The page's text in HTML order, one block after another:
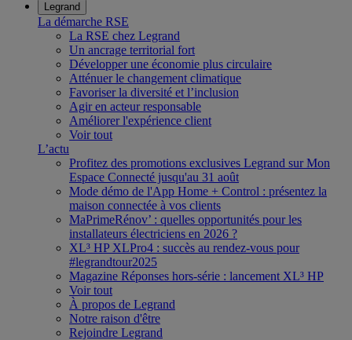
Legrand
La démarche RSE
La RSE chez Legrand
Un ancrage territorial fort
Développer une économie plus circulaire
Atténuer le changement climatique
Favoriser la diversité et l’inclusion
Agir en acteur responsable
Améliorer l'expérience client
Voir tout
L’actu
Profitez des promotions exclusives Legrand sur Mon
Espace Connecté jusqu'au 31 août
Mode démo de l'App Home + Control : présentez la
maison connectée à vos clients
MaPrimeRénov’ : quelles opportunités pour les
installateurs électriciens en 2026 ?
XL³ HP XLPro4 : succès au rendez-vous pour
#legrandtour2025
Magazine Réponses hors-série : lancement XL³ HP
Voir tout
À propos de Legrand
Notre raison d'être
Rejoindre Legrand